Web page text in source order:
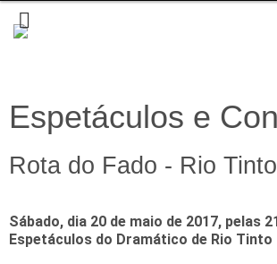
Espetáculos e
Rota do Fado - Rio Tinto
Sábado, dia 20 de maio de 2017, pelas
Espetáculos do Dramático de Rio Tinto